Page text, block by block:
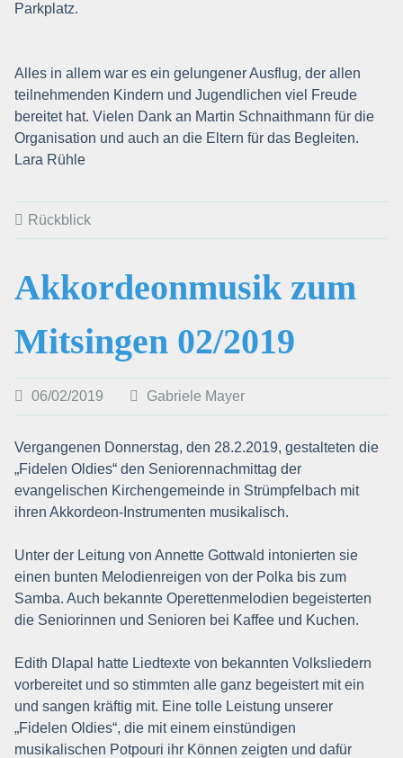
Parkplatz.
Alles in allem war es ein gelungener Ausflug, der allen
teilnehmenden Kindern und Jugendlichen viel Freude
bereitet hat. Vielen Dank an Martin Schnaithmann für die
Organisation und auch an die Eltern für das Begleiten.
Lara Rühle
Rückblick
Akkordeonmusik zum
Mitsingen 02/2019
06/02/2019 Gabriele Mayer
Vergangenen Donnerstag, den 28.2.2019, gestalteten die
„Fidelen Oldies“ den Seniorennachmittag der
evangelischen Kirchengemeinde in Strümpfelbach mit
ihren Akkordeon-Instrumenten musikalisch.
Unter der Leitung von Annette Gottwald intonierten sie
einen bunten Melodienreigen von der Polka bis zum
Samba. Auch bekannte Operettenmelodien begeisterten
die Seniorinnen und Senioren bei Kaffee und Kuchen.
Edith Dlapal hatte Liedtexte von bekannten Volksliedern
vorbereitet und so stimmten alle ganz begeistert mit ein
und sangen kräftig mit. Eine tolle Leistung unserer
„Fidelen Oldies“, die mit einem einstündigen
musikalischen Potpouri ihr Können zeigten und dafür